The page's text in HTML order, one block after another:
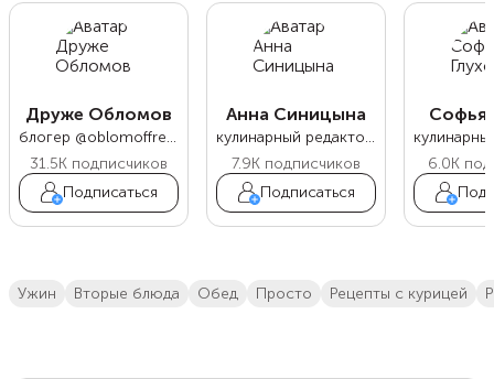
Друже Обломов
блогер @oblomoffrecipe
31.5K подписчиков
Подписаться
Анна Синицына
кулинарный редактор Food.ru
7.9K подписчиков
Подписаться
Софья
6.0K
ужин вторые блюда обед просто Рецепты с курицей